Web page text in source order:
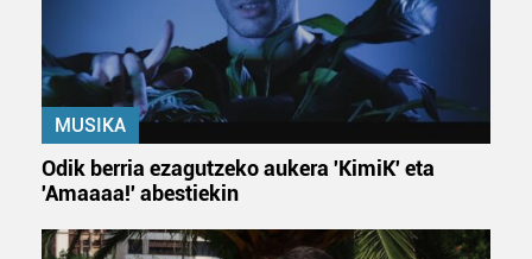
bazkideen zerrenda, beren ustez zein helburutarako
duten interes legitimoa eta horren aurka nola egin
dezakezun ikusteko.
Lortu zure datu pertsonalak prozesatzeko moduari
datuen atalean. Edozein unetan alda edo ken dezakezu
MUSIKA
Odik berria ezagutzeko aukera 'KimiK' eta
'Amaaaa!' abestiekin